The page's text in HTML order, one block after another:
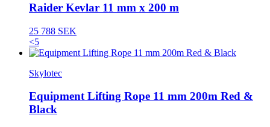
Raider Kevlar 11 mm x 200 m
25 788 SEK
<5
Skylotec
Equipment Lifting Rope 11 mm 200m Red &
Black